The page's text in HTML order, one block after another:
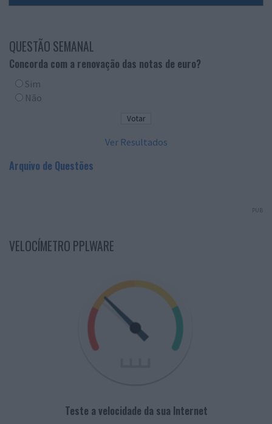
QUESTÃO SEMANAL
Concorda com a renovação das notas de euro?
Sim
Não
Ver Resultados
Arquivo de Questões
PUB
VELOCÍMETRO PPLWARE
Teste a velocidade da sua Internet